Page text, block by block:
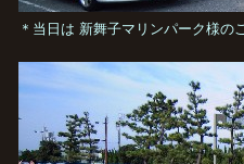
＊当日は 新舞子マリンパーク様